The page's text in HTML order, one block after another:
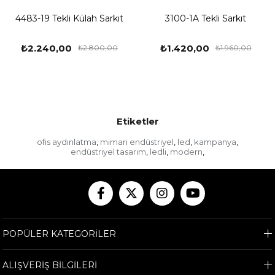
4483-19 Tekli Külah Sarkıt
₺2.240,00 ₺2.800,00
3100-1A Tekli Sarkıt
₺1.420,00 ₺1.960,00
Etiketler
ofis aydınlatma mimari endüstriyel led kampanya
endüstriyel tasarım ledli modern
POPÜLER KATEGORİLER
ALIŞVERİŞ BİLGİLERİ